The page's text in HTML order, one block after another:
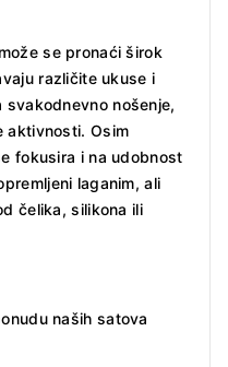
se pronaći širok
različite ukuse i
nošenje,
aktivnosti. Osim
fokusira i na udobnost
laganim, ali
čelika, silikona ili
naših satova